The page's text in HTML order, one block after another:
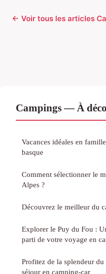
← Voir tous les articles
Campings — À
Vacances idéales en
basque
Comment sélectionner le
Alpes ?
Découvrez le meilleur du
Explorer le Puy du Fou :
parti de votre voyage en
Profitez de la splendeur
séjour en camping-car